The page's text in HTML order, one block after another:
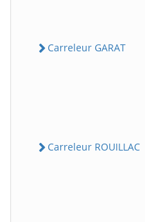
Carreleur GARAT
Carreleur ROUILLAC